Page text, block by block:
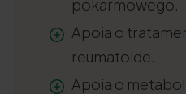
pokarmowego.
Apoia o
reumatoide.
Apoia o